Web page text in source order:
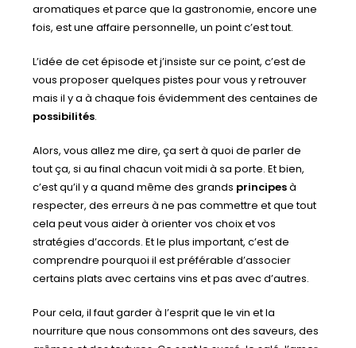
aromatiques et parce que la gastronomie, encore une
fois, est une affaire personnelle, un point c’est tout.
L’idée de cet épisode et j’insiste sur ce point, c’est de
vous proposer quelques pistes pour vous y retrouver
mais il y a à chaque fois évidemment des centaines de
possibilités.
Alors, vous allez me dire, ça sert à quoi de parler de
tout ça, si au final chacun voit midi à sa porte. Et bien,
c’est qu’il y a quand même des grands principesà
respecter, des erreurs à ne pas commettre et que tout
cela peut vous aider à orienter vos choix et vos
stratégies d’accords. Et le plus important, c’est de
comprendre pourquoi il est préférable d’associer
certains plats avec certains vins et pas avec d’autres.
Pour cela, il faut garder à l’esprit que le vin et la
nourriture que nous consommons ont des saveurs, des